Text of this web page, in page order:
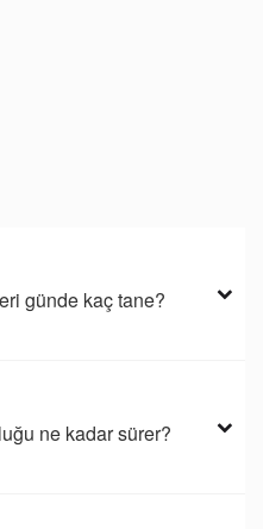
günde kaç tane?
ne kadar sürer?